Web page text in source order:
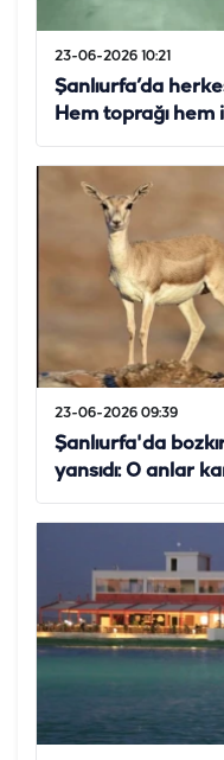
23-06-2026 10:21
Şanlıurfa’da
Hem toprağı hem
23-06-2026 09:39
Şanlıurfa'da
yansıdı: O anlar